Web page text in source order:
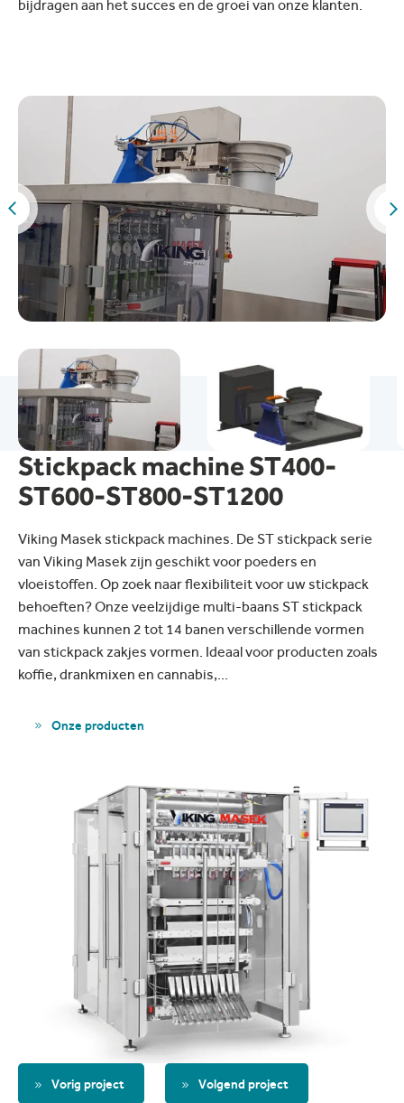
bijdragen aan het succes en de groei van onze klanten.
Stickpack machine ST400-
ST600-ST800-ST1200
Viking Masek stickpack machines. De ST stickpack serie
van Viking Masek zijn geschikt voor poeders en
vloeistoffen. Op zoek naar flexibiliteit voor uw stickpack
behoeften? Onze veelzijdige multi-baans ST stickpack
machines kunnen 2 tot 14 banen verschillende vormen
van stickpack zakjes vormen. Ideaal voor producten zoals
koffie, drankmixen en cannabis,...
Onze producten
Vorig project Volgend project